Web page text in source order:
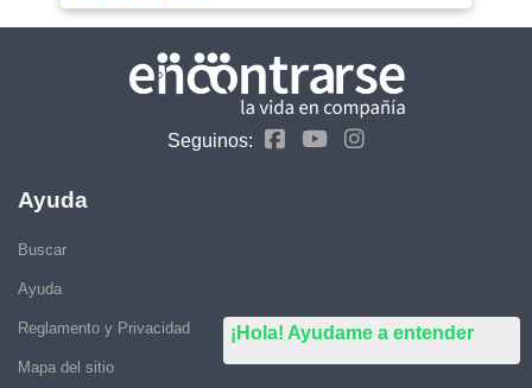
¡Hola! Ayudame a entender
Seguinos:
Ayuda
Buscar
Ayuda
Reglamento y Privacidad
Mapa del sitio